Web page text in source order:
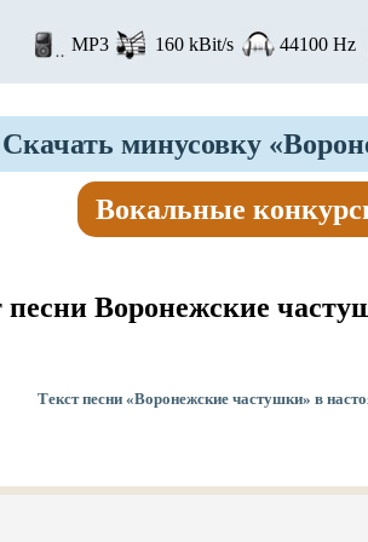
MP3 160 kBit/s 44100 Hz
Скачать минусовку
Вокальные
песни Воронежские
Текст песни «Воронежские частушки» в